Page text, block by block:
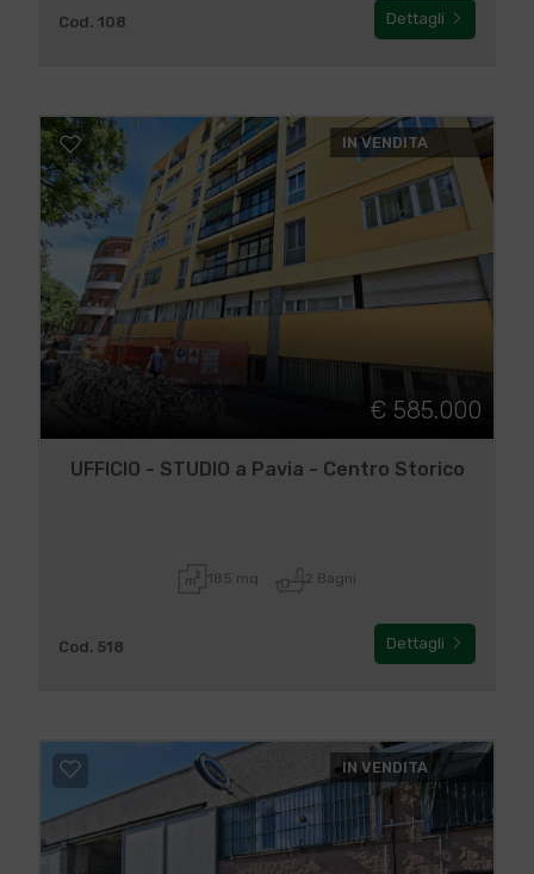
Cod. 108 Dettagli
IN VENDITA
€ 585.000
UFFICIO - STUDIO a Pavia - Centro Storico
185 mq 2 Bagni
Cod. 518 Dettagli
IN VENDITA